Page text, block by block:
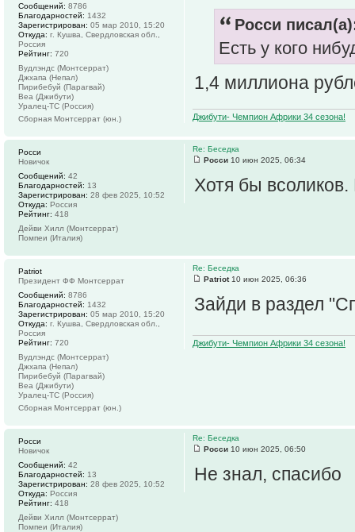
Росси
Есть у кого
1,4 миллиона
Джибути- Чемпион Африки 34 сезона!
Сообщений: 8786
Благодарностей: 1432
Зарегистрирован: 05 мар 2010, 15:20
Откуда: г. Кушва, Свердловская обл.,
Россия
Рейтинг: 720
Вудлэндс (Монтсеррат)
Джхапа (Непал)
Пирибебуй (Парагвай)
Веа (Джибути)
Уралец-ТС (Россия)
Сборная Монтсеррат (юн.)
Re: Беседка
Росси 10 июн 2025, 06:34
Хотя бы всоликов.
Росси
Новичок
Сообщений: 42
Благодарностей: 13
Зарегистрирован: 28 фев 2025, 10:52
Откуда: Россия
Рейтинг: 418
Дейви Хилл (Монтсеррат)
Помпеи (Италия)
Re: Беседка
Patriot10 июн 2025, 06:36
Зайди в раздел
Джибути- Чемпион Африки 34 сезона!
Patriot
Президент ФФ Монтсеррат
Сообщений: 8786
Благодарностей: 1432
Зарегистрирован: 05 мар 2010, 15:20
Откуда: г. Кушва, Свердловская обл.,
Россия
Рейтинг: 720
Вудлэндс (Монтсеррат)
Джхапа (Непал)
Пирибебуй (Парагвай)
Веа (Джибути)
Уралец-ТС (Россия)
Сборная Монтсеррат (юн.)
Re: Беседка
Росси 10 июн 2025, 06:50
Не знал, спасибо
Росси
Новичок
Сообщений: 42
Благодарностей: 13
Зарегистрирован: 28 фев 2025, 10:52
Откуда: Россия
Рейтинг: 418
Дейви Хилл (Монтсеррат)
Помпеи (Италия)